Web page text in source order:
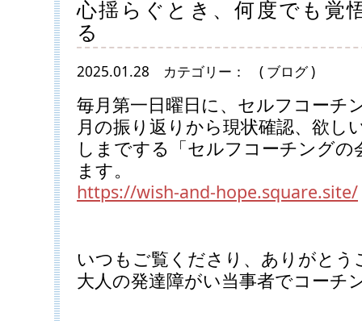
心揺らぐとき、何度でも覚
る
2025.01.28 カテゴリー： ( ブログ )
毎月第一日曜日に、セルフコーチ
月の振り返りから現状確認、欲し
しまでする「セルフコーチングの
ます。
https://wish-and-hope.square.site/
いつもご覧くださり、ありがとう
大人の発達障がい当事者でコーチ